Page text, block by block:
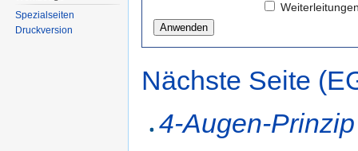
Nächste Seite
4-Augen-Prinzip
Spezialseiten
Druckversion